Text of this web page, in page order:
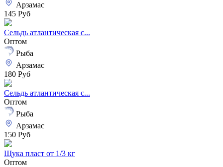
Арзамас
145 Руб
Сельдь атлантическая с...
Оптом
Рыба
Арзамас
180 Руб
Сельдь атлантическая с...
Оптом
Рыба
Арзамас
150 Руб
Щука пласт от 1/3 кг
Оптом